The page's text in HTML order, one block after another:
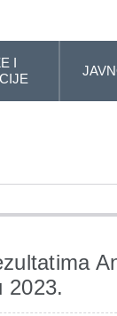
I
2023.